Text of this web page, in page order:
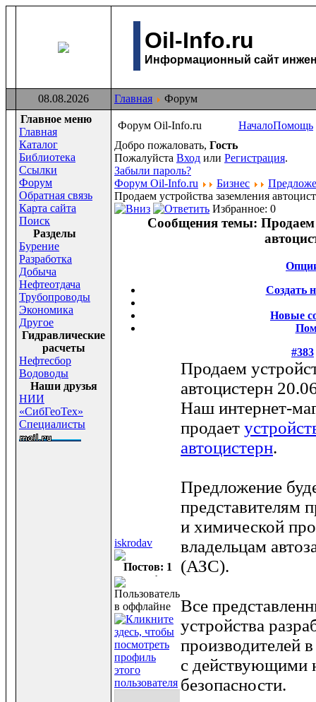
Oil-Info.ru
Информационный сайт
08.08.2026 Главная
Форум
Главное меню
Главная
Каталог
Библиотека
Ссылки
Форум
Обратная связь
Карта сайта
Поиск
Раздeлы
Бурение
Разработка
Добыча
Нефтеотдача
Трубопроводы
Экономика
Другое
Гидравлические
расчеты
Нефтесбор
Водоводы
Наши друзья
НИИ
«СибГеоТех»
Специалисты
Форум Oil-Info.ru НачалоПомощь
Добро пожаловать, Гость
Пожалуйста Вход или Регистрация.
Забыли пароль?
Форум Oil-Info.ru
Бизнес
Продаем устройства заземления
Избранное: 0
Сообщения темы: Продаем
Создать
Новые
#383
iskrodav
Постов: 1
Продаем
автоцистерн
Наш интернет-
продает
автоцистерн.
Предложение
представителям
и химической
владельцам
(АЗС).
Все
устройства
производителей
с действующими
безопасности.